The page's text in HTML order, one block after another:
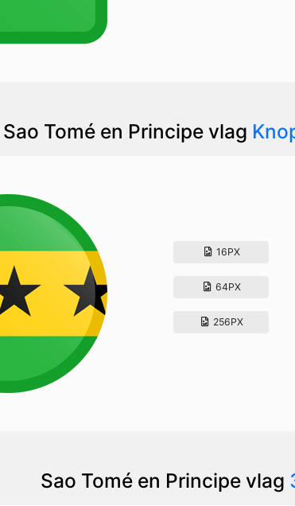
Sao Tomé en Principe vlag
16PX
64PX
256PX
Sao Tomé en Principe vlag